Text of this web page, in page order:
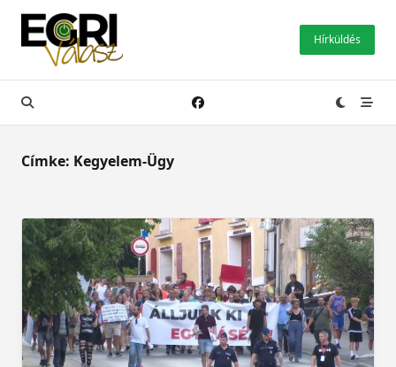
Skip
content
Hírküldés
Címke: Kegyelem-Ügy